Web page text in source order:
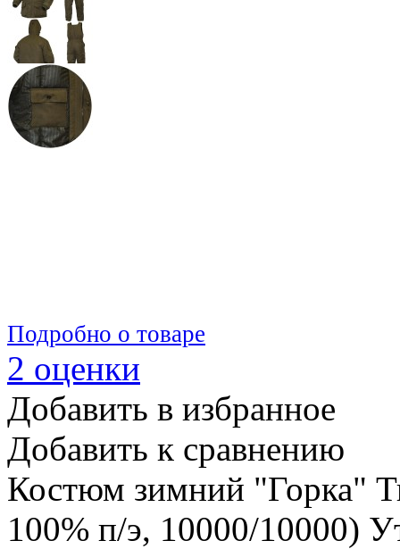
Подробно о товаре
2 оценки
Добавить в избранное
Добавить к сравнению
Костюм зимний "Горка"
100% п/э, 10000/10000)